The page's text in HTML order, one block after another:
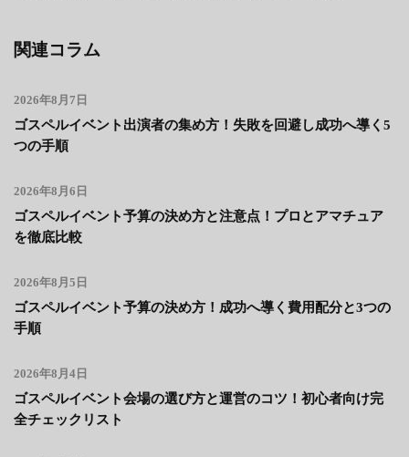
関連コラム
2026年8月7日
ゴスペルイベント出演者の集め方！失敗を回避し成功へ導く5
つの手順
2026年8月6日
ゴスペルイベント予算の決め方と注意点！プロとアマチュア
を徹底比較
2026年8月5日
ゴスペルイベント予算の決め方！成功へ導く費用配分と3つの
手順
2026年8月4日
ゴスペルイベント会場の選び方と運営のコツ！初心者向け完
全チェックリスト